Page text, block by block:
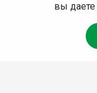
вы даете